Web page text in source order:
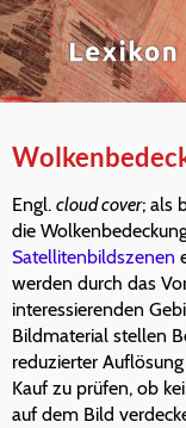
Engl. cloud cover; als
die
Satellitenbildszenen
werden durch das
interessierenden
Bildmaterial stellen
reduzierter
Kauf zu prüfen, ob
auf dem Bild